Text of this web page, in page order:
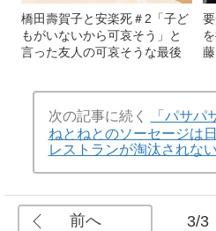
橋田壽賀子と安楽死＃2「子ど
もがいないから可哀そう」と
言った友人の可哀そうな最後
藤
次の記事に続く
「パサパ
ねとねとのソーセージは
レストランが淘汰されな
前へ 3/3